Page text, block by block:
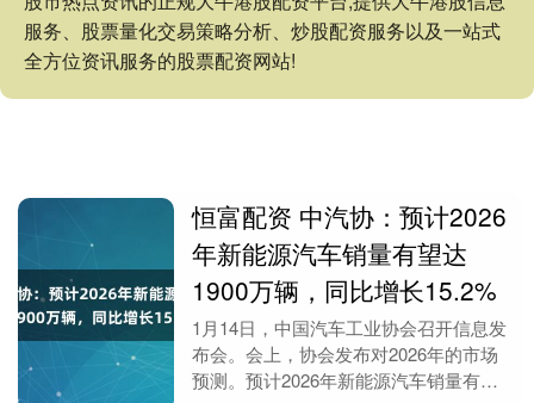
服务、股票量化交易策略分析、炒股配资服务以及一站式
全方位资讯服务的股票配资网站!
恒富配资 中汽协：预计2026
年新能源汽车销量有望达
1900万辆，同比增长15.2%
1月14日，中国汽车工业协会召开信息发
布会。会上，协会发布对2026年的市场
预测。预计2026年新能源汽车销量有望